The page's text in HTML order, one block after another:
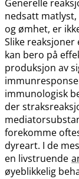
Generelle
nedsatt
og ømhet, er
Slike reaksjoner
kan bero på
produksjon av
immunologisk
der
forekomme
dyreart. I de
en livstruende
øyeblikkelig